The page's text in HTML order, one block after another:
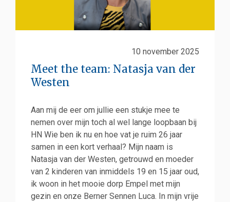
10 november 2025
Meet the team: Natasja van der
Westen
Aan mij de eer om jullie een stukje mee te
nemen over mijn toch al wel lange loopbaan bij
HN Wie ben ik nu en hoe vat je ruim 26 jaar
samen in een kort verhaal? Mijn naam is
Natasja van der Westen, getrouwd en moeder
van 2 kinderen van inmiddels 19 en 15 jaar oud,
ik woon in het mooie dorp Empel met mijn
gezin en onze Berner Sennen Luca. In mijn vrije